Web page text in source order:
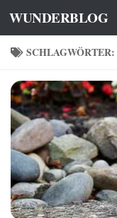
Zum Inhalt springen
WUNDERBLOG
SCHLAGWÖRTER: